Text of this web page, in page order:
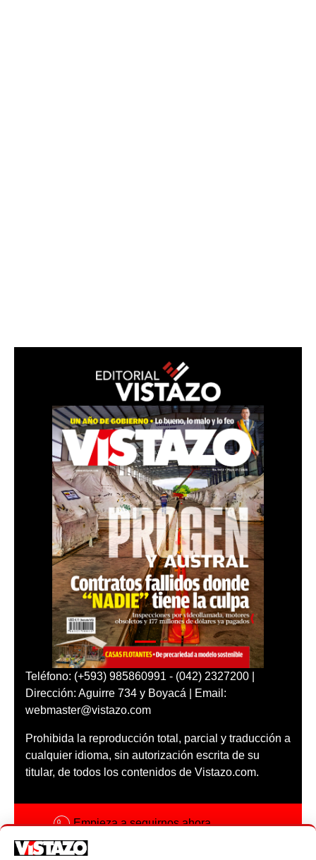
Teléfono: (+593) 985860991 - (042) 2327200 |
Dirección: Aguirre 734 y Boyacá | Email:
webmaster@vistazo.com
Prohibida la reproducción total, parcial y traducción a
cualquier idioma, sin autorización escrita de su
titular, de todos los contenidos de Vistazo.com.
Empieza a seguirnos ahora